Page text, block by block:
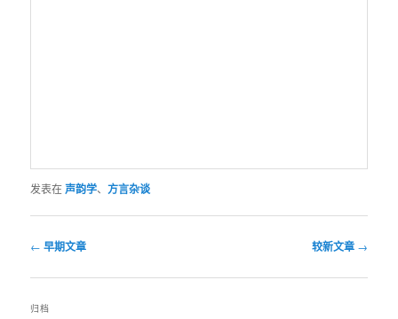
发表在声韵学、方言杂谈
文
导
航
← 早期文章 较新文章 →
归档